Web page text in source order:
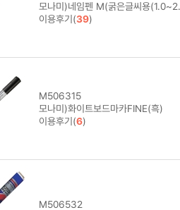
모나미)네임펜 M(굵은글씨용
이용후기(39)
M506315
모나미)화이트보드마카FINE(흑)
이용후기(6)
M506532